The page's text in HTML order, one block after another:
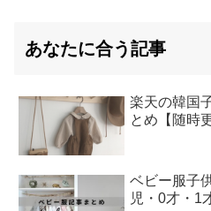
あなたに合う記事
楽天の韓国
とめ【随時
ベビー服子
児・0才・1